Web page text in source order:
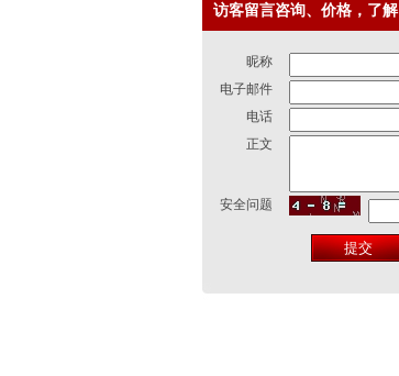
访客留言咨询、价格，了解
昵称
电子邮件
电话
正文
安全问题